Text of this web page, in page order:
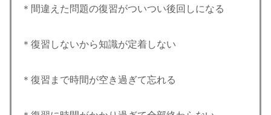
＊間違えた問題の復習がついつい後回しになる
＊復習しないから知識が定着しない
＊復習まで時間が空き過ぎて忘れる